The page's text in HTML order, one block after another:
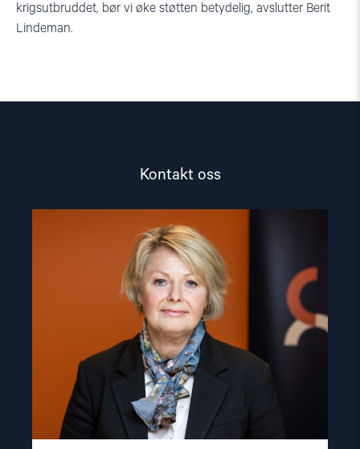
krigsutbruddet, bør vi øke støtten betydelig, avslutter Berit
Lindeman.
Kontakt oss
article
"Berit
Lindeman"